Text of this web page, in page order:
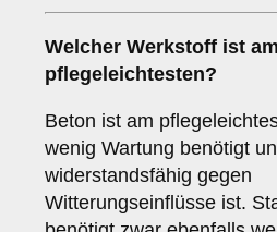
Welcher Werkstoff ist am
pflegeleichtesten?
Beton ist am
wenig Wartung benötigt
widerstandsfähig gegen
Witterungseinflüsse ist.